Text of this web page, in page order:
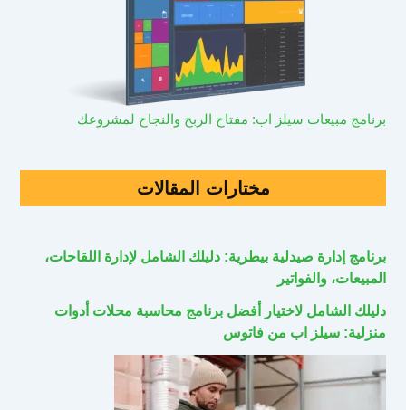
برنامج مبيعات سيلز اب: مفتاح الربح والنجاح لمشروعك
مختارات المقالات
برنامج إدارة صيدلية بيطرية: دليلك الشامل لإدارة اللقاحات،
المبيعات، والفواتير
دليلك الشامل لاختيار أفضل برنامج محاسبة محلات أدوات
منزلية: سيلز اب من فاتوس